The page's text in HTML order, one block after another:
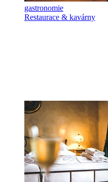
gastronomie
Restaurace & kavárny